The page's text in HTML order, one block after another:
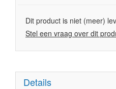
Dit product is niet (meer)
Stel een vraag over dit
Details